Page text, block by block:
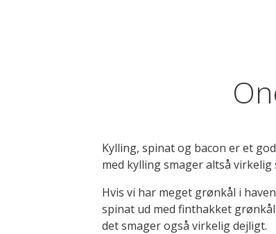
Kylling, spinat og bacon er et
med kylling smager altså virkelig
Hvis vi har meget grønkål i
spinat ud med finthakket
det smager også virkelig dejligt.